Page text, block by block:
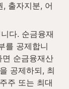
, 출자지분, 어
다. 순금융재
를 공제합니
순금융재산
공제하되, 최
주 또는 최대